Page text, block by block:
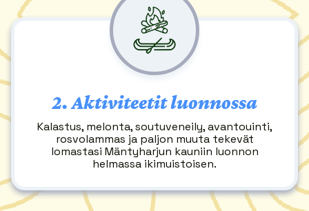
2.Aktiviteetit luonnossa
Kalastus, melonta, soutuveneily, avantouinti,
rosvolammas ja paljon muuta tekevät
lomastasi Mäntyharjun kauniin luonnon
helmassa ikimuistoisen.